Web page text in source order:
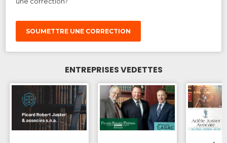
SOUMETTRE UNE CORRECTION
ENTREPRISES VEDETTES